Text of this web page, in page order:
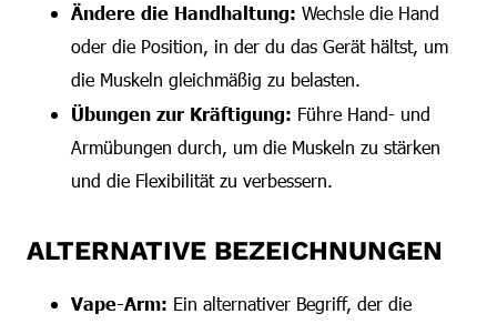
Ändere die Handhaltung: Wechsle die Hand
oder die Position, in der du das Gerät hältst, um
die Muskeln gleichmäßig zu belasten.
Übungen zur Kräftigung: Führe Hand- und
Armübungen durch, um die Muskeln zu stärken
und die Flexibilität zu verbessern.
ALTERNATIVE BEZEICHNUNGEN
Vape-Arm: Ein alternativer Begriff, der die